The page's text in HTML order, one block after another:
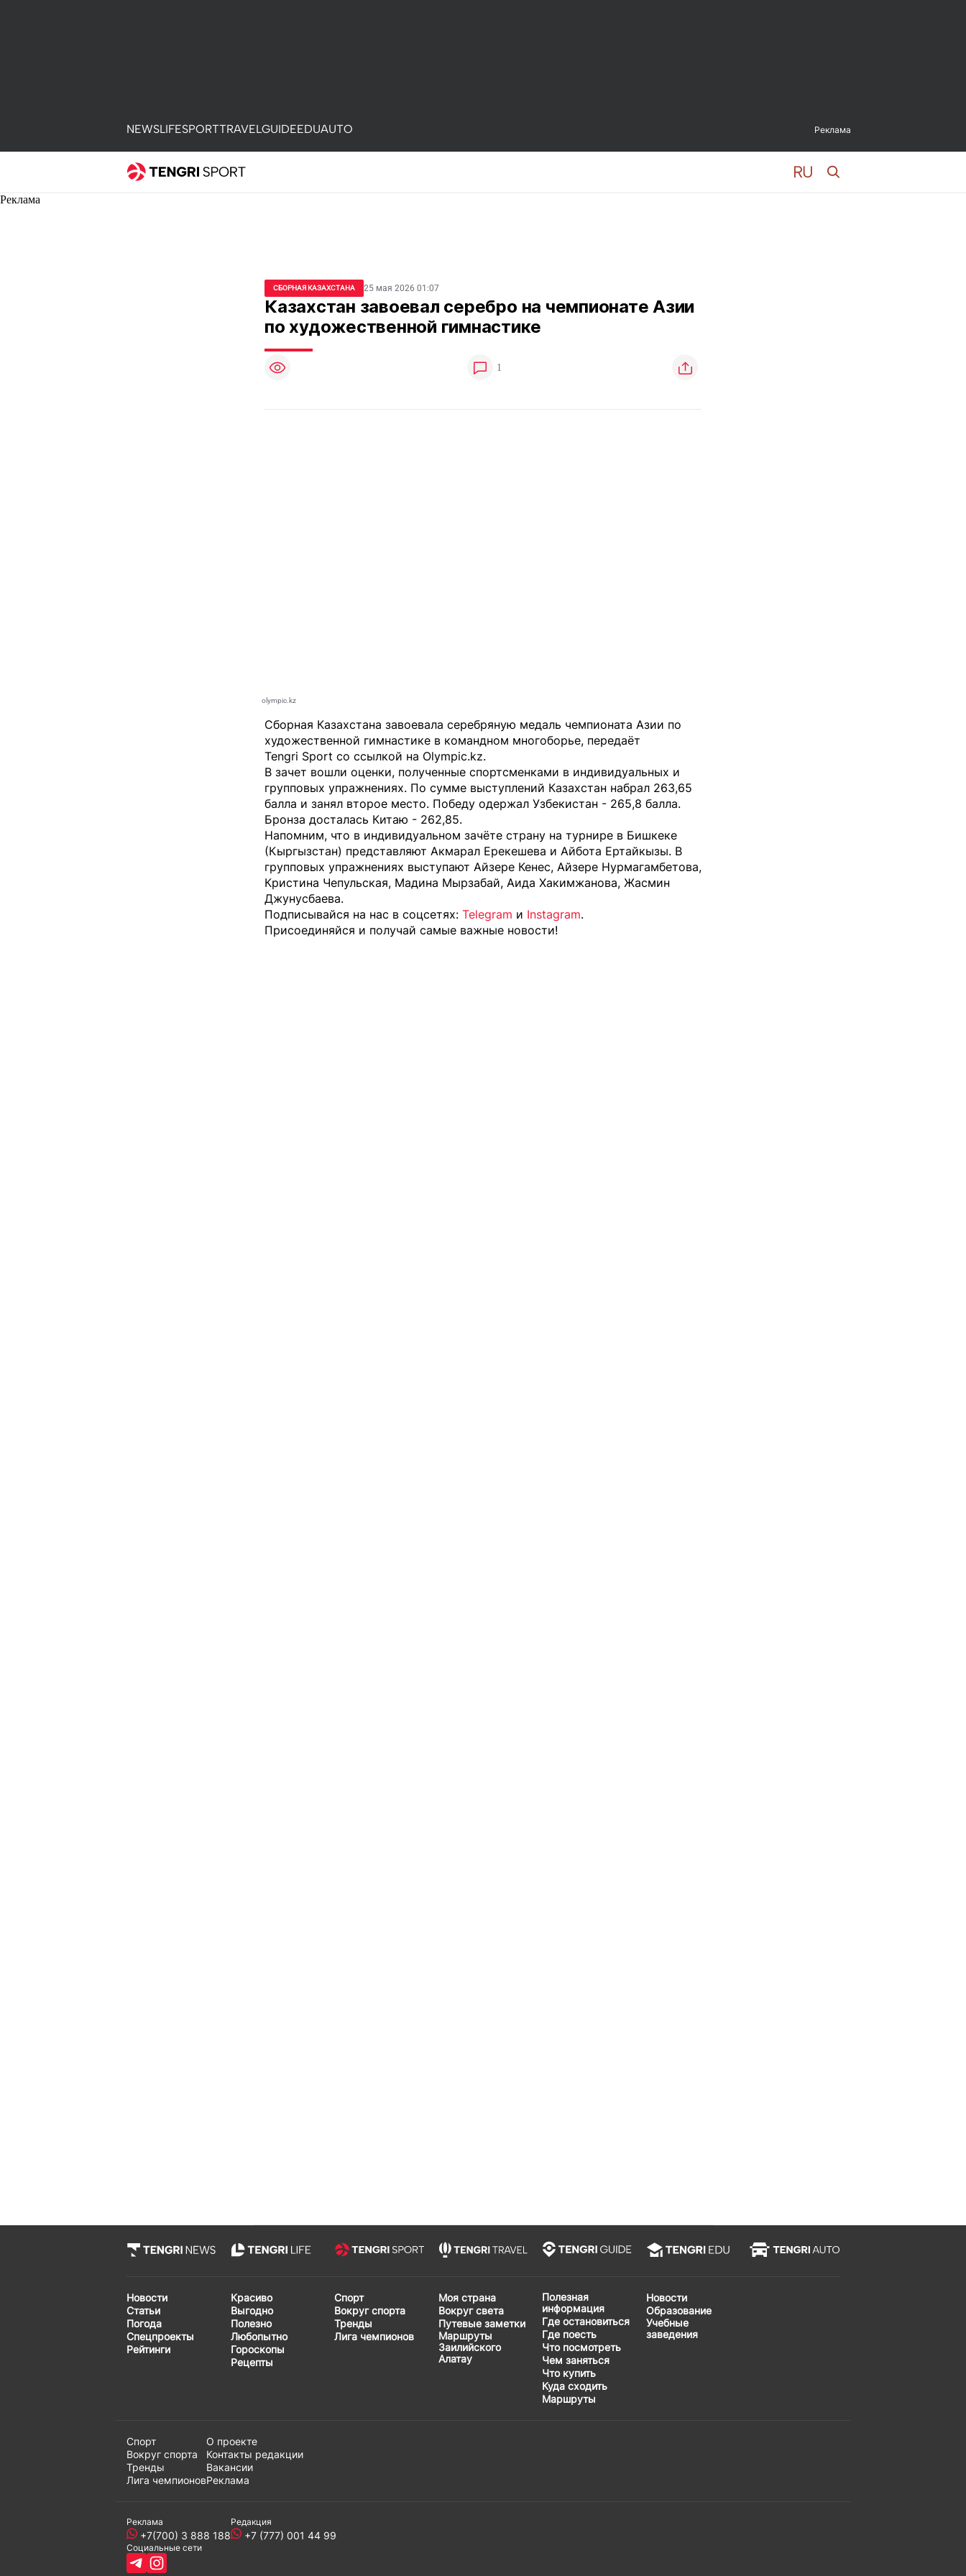
NEWSLIFESPORTTRAVELGUIDEEDUAUTO Реклама
Реклама
СБОРНАЯ КАЗАХСТАНА 25 мая 2026 01:07
Казахстан завоевал серебро на чемпионате Азии
по художественной гимнастике
1
olympic.kz
Сборная Казахстана завоевала серебряную медаль чемпионата Азии по
художественной гимнастике в командном многоборье, передаёт
Tengri Sport со ссылкой на Olympic.kz.
В зачет вошли оценки, полученные спортсменками в индивидуальных и
групповых упражнениях. По сумме выступлений Казахстан набрал 263,65
балла и занял второе место. Победу одержал Узбекистан - 265,8 балла.
Бронза досталась Китаю - 262,85.
Напомним, что в индивидуальном зачёте страну на турнире в Бишкеке
(Кыргызстан) представляют Акмарал Ерекешева и Айбота Ертайкызы. В
групповых упражнениях выступают Айзере Кенес, Айзере Нурмагамбетова,
Кристина Чепульская, Мадина Мырзабай, Аида Хакимжанова, Жасмин
Джунусбаева.
Подписывайся на нас в соцсетях: Telegram и Instagram.
Присоединяйся и получай самые важные новости!
Новости
Статьи
Погода
Спецпроекты
Рейтинги
Красиво
Выгодно
Полезно
Любопытно
Гороскопы
Рецепты
Спорт
Вокруг спорта
Тренды
Лига чемпионов
Моя страна
Вокруг света
Путевые заметки
Маршруты
Заилийского
Алатау
Полезная
информация
Где остановиться
Где поесть
Что посмотреть
Чем заняться
Что купить
Куда сходить
Маршруты
Новости
Образование
Учебные
заведения
Спорт
Вокруг спорта
Тренды
Лига чемпионов
О проекте
Контакты редакции
Вакансии
Реклама
Реклама
+7(700) 3 888 188
Редакция
+7 (777) 001 44 99
Социальные сети